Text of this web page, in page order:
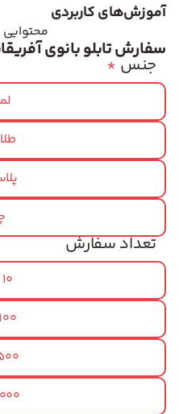
آموزش‌های کاربردی
سفارش تابلو بانوی
*جنس
تعداد سفارش
10 عدد
100 عدد
500
1000